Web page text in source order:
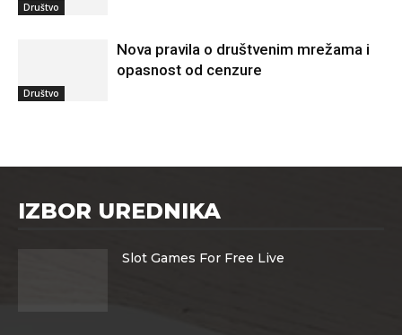
Društvo
Društvo
Nova pravila o društvenim mrežama i
opasnost od cenzure
IZBOR UREDNIKA
Slot Games For Free Live